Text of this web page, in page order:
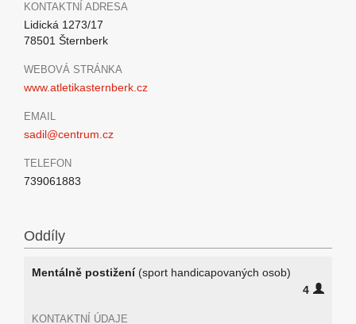
KONTAKTNÍ ADRESA
Lidická 1273/17
78501 Šternberk
WEBOVÁ STRÁNKA
www.atletikasternberk.cz
EMAIL
sadil@centrum.cz
TELEFON
739061883
Oddíly
Mentálně postižení(sport handicapovaných osob)
4
KONTAKTNÍ ÚDAJE